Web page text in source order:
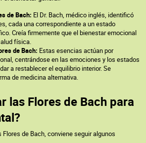
de Bach: El Dr. Bach, médico inglés, identificó
cada una correspondiente a un estado
Creía firmemente que el bienestar emocional
física.
de Bach: Estas esencias actúan por
centrándose en las emociones y los estados
a restablecer el equilibrio interior. Se
de medicina alternativa.
las Flores de Bach para
Flores de Bach, conviene seguir algunos